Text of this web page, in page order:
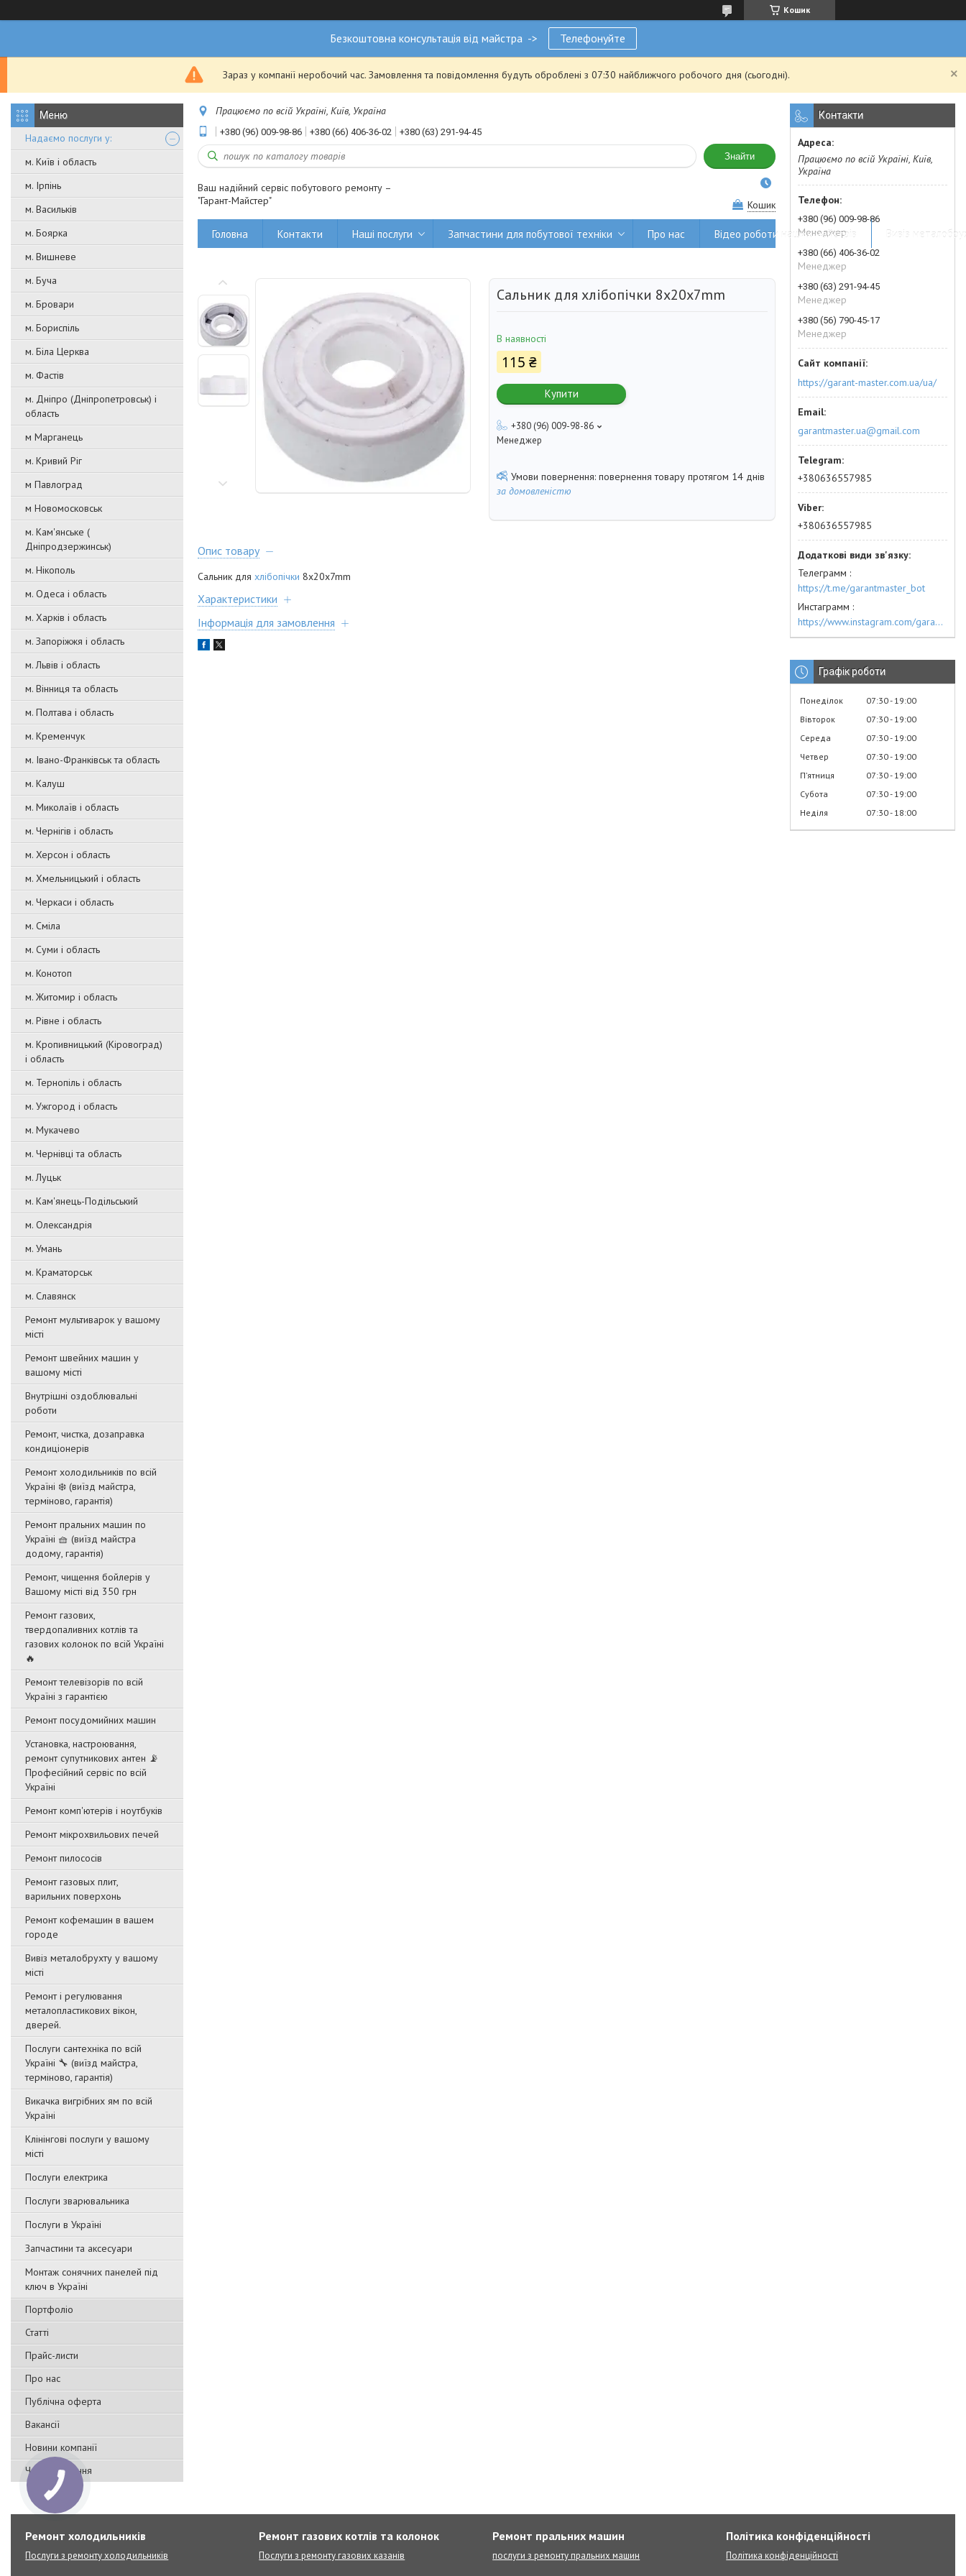
Кошик
Безкоштовна консультація від майстра -> Телефонуйте
Зараз у компанії неробочий час. Замовлення та повідомлення будуть оброблені з 07:30 найближчого робочого дня (сьогодні).
Надаємо послуги у:
м. Київ і область
м. Ірпінь
м. Васильків
м. Боярка
м. Вишневе
м. Буча
м. Бровари
м. Бориспіль
м. Біла Церква
м. Фастів
м. Дніпро (Дніпропетровськ) і
область
м Марганець
м. Кривий Ріг
м Павлоград
м Новомосковськ
м. Кам'янське (
Дніпродзержинськ)
м. Нікополь
м. Одеса і область
м. Харків і область
м. Запоріжжя і область
м. Львів і область
м. Вінниця та область
м. Полтава і область
м. Кременчук
м. Івано-Франківськ та область
м. Калуш
м. Миколаїв і область
м. Чернігів і область
м. Херсон і область
м. Хмельницький і область
м. Черкаси і область
м. Сміла
м. Суми і область
м. Конотоп
м. Житомир і область
м. Рівне і область
м. Кропивницький (Кіровоград)
і область
м. Тернопіль і область
м. Ужгород і область
м. Мукачево
м. Чернівці та область
м. Луцьк
м. Кам'янець-Подільський
м. Олександрія
м. Умань
м. Краматорськ
м. Славянск
Ремонт мультиварок у вашому
місті
Ремонт швейних машин у
вашому місті
Внутрішні оздоблювальні
роботи
Ремонт, чистка, дозаправка
кондиціонерів
Ремонт холодильників по всій
Україні ❄️ (виїзд майстра,
терміново, гарантія)
Ремонт пральних машин по
Україні 🧺 (виїзд майстра
додому, гарантія)
Ремонт, чищення бойлерів у
Вашому місті від 350 грн
Ремонт газових,
твердопаливних котлів та
газових колонок по всій Україні
🔥
Ремонт телевізорів по всій
Україні з гарантією
Ремонт посудомийних машин
Установка, настроювання,
ремонт супутникових антен 📡
Професійний сервіс по всій
Україні
Ремонт комп'ютерів і ноутбуків
Ремонт мікрохвильових печей
Ремонт пилососів
Ремонт газовых плит,
варильних поверхонь
Ремонт кофемашин в вашем
городе
Вивіз металобрухту у вашому
місті
Ремонт і регулювання
металопластикових вікон,
дверей.
Послуги сантехніка по всій
Україні 🔧 (виїзд майстра,
терміново, гарантія)
Викачка вигрібних ям по всій
Україні
Клінінгові послуги у вашому
місті
Послуги електрика
Послуги зварювальника
Послуги в Україні
Запчастини та аксесуари
Монтаж сонячних панелей під
ключ в Україні
Портфоліо
Статті
Прайс-листи
Про нас
Публічна оферта
Вакансії
Новини компанії
Часті запитання
Працюємо по всій Україні, Київ, Україна
+380 (96) 009-98-86 +380 (66) 406-36-02 +380 (63) 291-94-45
Знайти
Ваш надійний сервіс побутового ремонту –
"Гарант-Майстер"
Кошик
Головна Контакти Наші послуги Запчастини для побутової техніки Про нас Відео роботи наших майстрів Вивіз
Сальник для хлібопічки 8x20x7mm
В наявності
115 ₴
Купити
+380 (96) 009-98-86
Менеджер
повернення товару протягом 14 днів
за домовленістю
Опис товару
Сальник для хлібопічки 8x20x7mm
Характеристики
Інформація для замовлення
Контакти
Працюємо по всій Україні, Київ,
Україна
+380 (96) 009-98-86
Менеджер
+380 (66) 406-36-02
Менеджер
+380 (63) 291-94-45
Менеджер
+380 (56) 790-45-17
Менеджер
https://garant-master.com.ua/ua/
garantmaster.ua@gmail.com
+380636557985
+380636557985
Телеграмм
https://t.me/garantmaster_bot
Инстаграмм
https://www.instagram.com/garantmaster.ua/
Графік роботи
Понеділок 07:30 19:00
Вівторок
07:30 19:00
Середа
07:30 19:00
Четвер
07:30 19:00
Пʼятниця
07:30 19:00
Субота
07:30 19:00
Неділя
07:30 18:00
Ремонт холодильників
Послуги з ремонту холодильників
Ремонт газових котлів та колонок
Послуги з ремонту газових казанів
Ремонт пральних машин
послуги з ремонту пральних машин
Політика конфіденційності
Політика конфіденційності